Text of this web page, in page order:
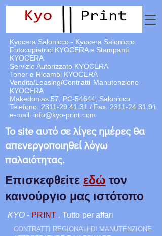
Kyocera Salonicco - Kyocera Salonicco
Fotocopiatrici KYOCERA e Stampanti
KYOCERA
Servizio Autorizzato KYOCERA
Toner e Ricambi KYOCERA
Vendita/Leasing/Contratti Manutenzione
KYOCERA
Makedonias 57, PC-54644, Salonicco
Telefono: 2311-29.41.31 / Fax: 2311-24.31.91
e-mail: info@kyo-print.com
KYO - PRINT . Tutto per affari
CONTRATTI REGIONALI DI MANUTENZIONE
Το site αυτό σε λίγες ημέρες θα
απενεργοποιηθεί λόγω
παλαιότητας.
Επισκεφθείτε εδώ τον
καινούργιο μας ιστότοπο